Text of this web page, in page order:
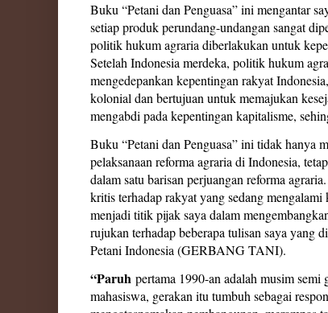
Buku “Petani dan Penguasa” ini mengantar
setiap produk perundang-undangan sangat
politik hukum agraria diberlakukan untuk
Setelah Indonesia merdeka, politik hukum
mengedepankan kepentingan rakyat
kolonial dan bertujuan untuk memajukan
mengabdi pada kepentingan kapitalisme,
Buku “Petani dan Penguasa” ini tidak hanya
pelaksanaan reforma agraria di Indonesia,
dalam satu barisan perjuangan reforma
kritis terhadap rakyat yang sedang
menjadi titik pijak saya dalam
rujukan terhadap beberapa tulisan saya yang
Petani Indonesia (GERBANG TANI).
“Paruh pertama 1990-an adalah musim
mahasiswa, gerakan itu tumbuh sebagai